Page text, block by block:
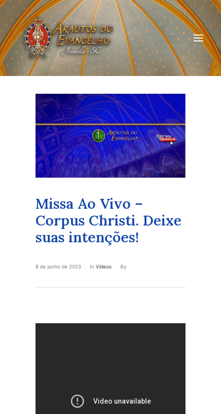
QUEM SOMOS
ARAUTOS JOINVILLE
CURSOS ON-LINE
Missa Ao Vivo –
Corpus Christi. Deixe
suas intenções!
8 de junho de 2023 In Vídeos By